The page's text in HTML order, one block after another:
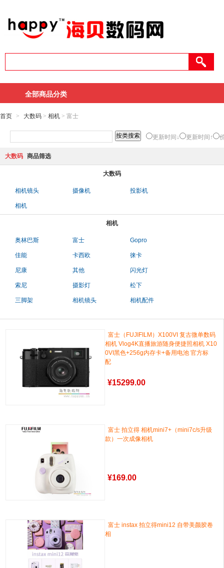
全部商品分类
首页 > 大数码 > 相机 > 富士
更新时间↓ 更新时间↑
大数码 商品筛选
大数码
相机镜头 摄像机 投影机
相机
相机
奥林巴斯 富士 Gopro
佳能 卡西欧 徕卡
尼康 其他 闪光灯
索尼 摄影灯 松下
三脚架 相机镜头 相机配件
富士（FUJIFILM）X100VI 复古微单数码
相机 Vlog4K直播旅游随身便捷照相机 X10
0VI黑色+256g内存卡+备用电池 官方标
配
¥15299.00
富士 拍立得 相机mini7+（mini7c/s升级
款）一次成像相机
¥169.00
富士 instax 拍立得mini12 自带美颜胶卷
相